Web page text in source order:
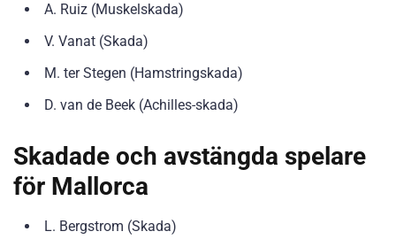
A. Ruiz (Muskelskada)
V. Vanat (Skada)
M. ter Stegen (Hamstringskada)
D. van de Beek (Achilles-skada)
Skadade och avstängda spelare
för Mallorca
L. Bergstrom (Skada)